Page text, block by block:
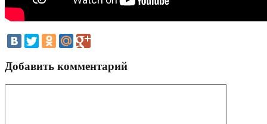
Добавить комментарий